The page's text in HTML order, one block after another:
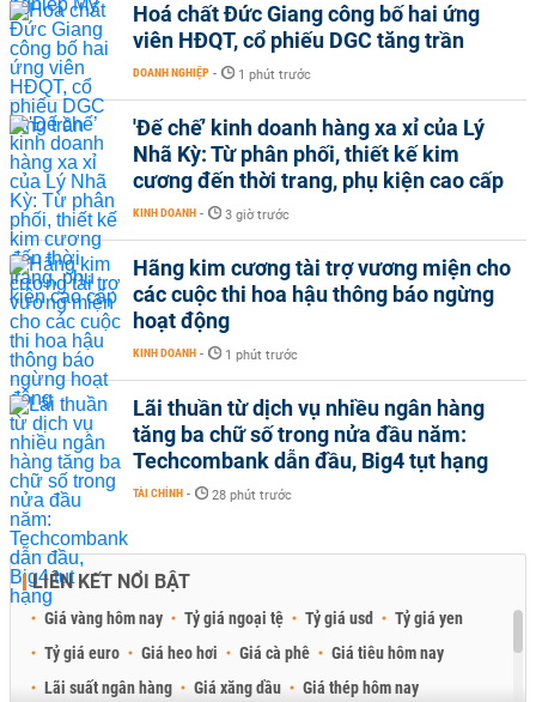
Hoá chất Đức Giang công bố hai ứng
viên HĐQT, cổ phiếu DGC tăng trần
DOANH NGHIỆP - 1 phút trước
'Đế chế’ kinh doanh hàng xa xỉ của Lý
Nhã Kỳ: Từ phân phối, thiết kế kim
cương đến thời trang, phụ kiện cao cấp
KINH DOANH - 3 giờ trước
Hãng kim cương tài trợ vương miện cho
các cuộc thi hoa hậu thông báo ngừng
hoạt động
KINH DOANH - 1 phút trước
Lãi thuần từ dịch vụ nhiều ngân hàng
tăng ba chữ số trong nửa đầu năm:
Techcombank dẫn đầu, Big4 tụt hạng
TÀI CHÍNH - 28 phút trước
LIÊN KẾT NỔI BẬT
Giá vàng hôm nay Tỷ giá ngoại tệ Tỷ giá usd
Tỷ giá yen
Tỷ giá euro
Giá heo hơi Giá cà phê
Giá tiêu hôm nay
Lãi suất ngân hàng
Giá xăng dầu Giá thép hôm nay